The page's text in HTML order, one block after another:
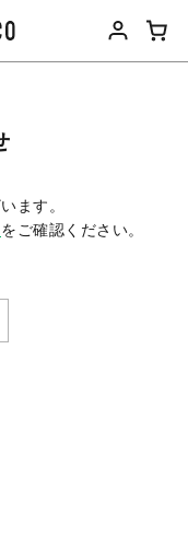
ます。
をご確認ください。​